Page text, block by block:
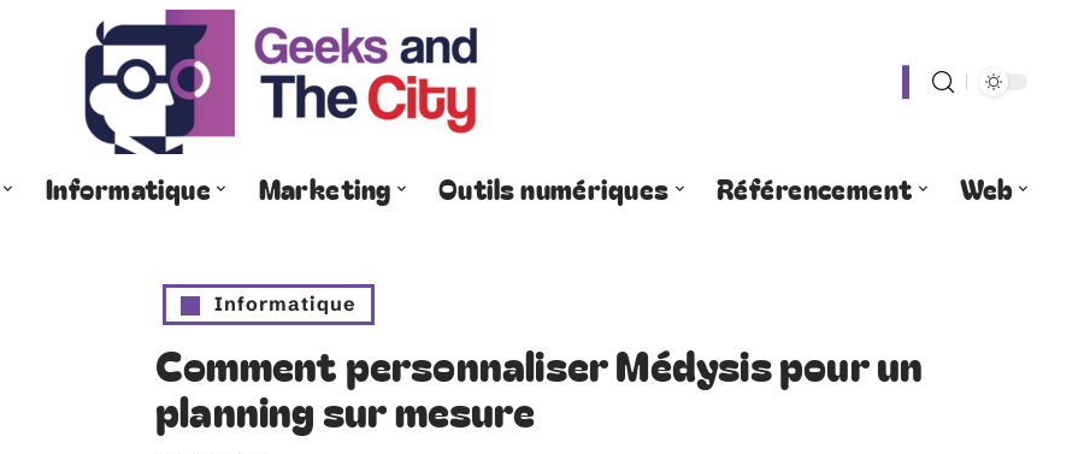
Informatique Marketing Outils numériques Référencement Web
Informatique
Comment personnaliser Médysis pour un
planning sur mesure